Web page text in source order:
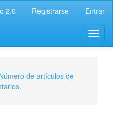
2.0 Registrarse Entrar
de artículos de